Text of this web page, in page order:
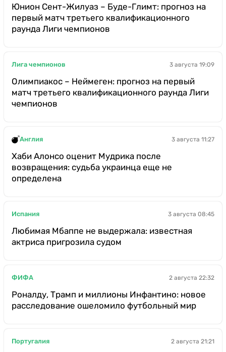
Юнион Сент-Жилуаз – Буде-Глимт: прогноз на
первый матч третьего квалификационного
раунда Лиги чемпионов
Лига чемпионов 3 августа 19:09
Олимпиакос – Неймеген: прогноз на первый
матч третьего квалификационного раунда Лиги
чемпионов
Англия 3 августа 11:27
Хаби Алонсо оценит Мудрика после
возвращения: судьба украинца еще не
определена
Испания 3 августа 08:45
Любимая Мбаппе не выдержала: известная
актриса пригрозила судом
ФИФА 2 августа 22:32
Роналду, Трамп и миллионы Инфантино: новое
расследование ошеломило футбольный мир
Португалия 2 августа 21:21